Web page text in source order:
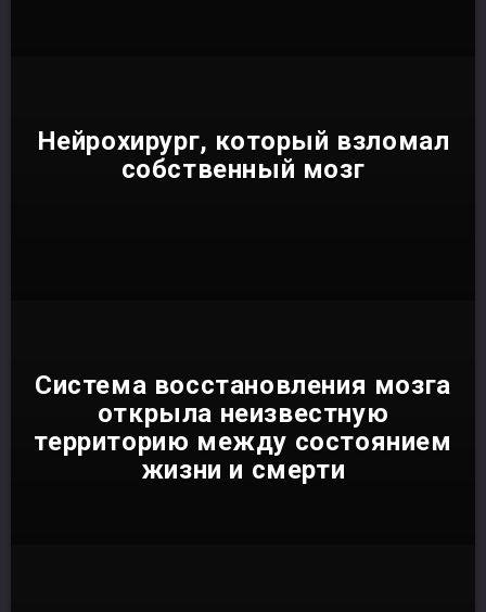
Нейрохирург, который взломал
собственный мозг
Система восстановления мозга
открыла неизвестную
территорию между состоянием
жизни и смерти